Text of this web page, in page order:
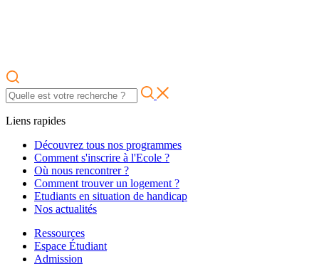
Liens rapides
Découvrez tous nos programmes
Comment s'inscrire à l'Ecole ?
Où nous rencontrer ?
Comment trouver un logement ?
Etudiants en situation de handicap
Nos actualités
Ressources
Espace Étudiant
Admission